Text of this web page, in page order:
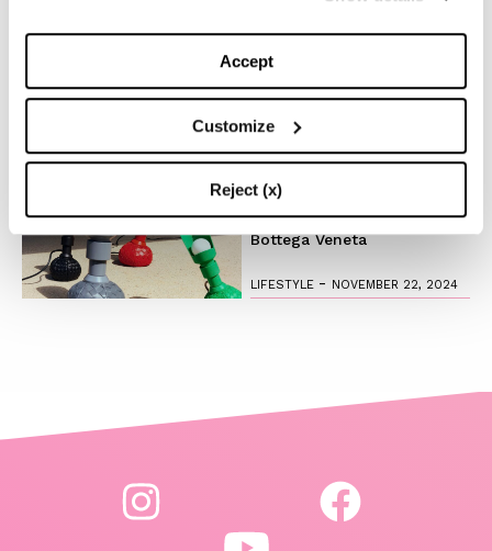
Accept
Customize
Reject (x)
del Natale
FASHION
Il fascino del design
timeless: l’iconica lampada
di Flos creata in collab con
Bottega Veneta
LIFESTYLE - NOVEMBER 22, 2024